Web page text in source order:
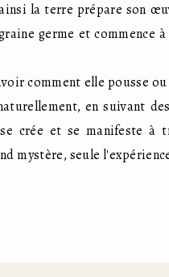
la terre prépare son
germe et commence
comment elle pousse
en suivant
crée et se manifeste à
mystère, seule